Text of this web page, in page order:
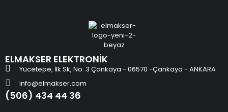
ELMAKSER ELEKTRONİK
Yücetepe, İlk Sk, No: 3 Çankaya - 06570 -Çankaya - ANKARA
info@elmakser.com
(506) 434 44 36